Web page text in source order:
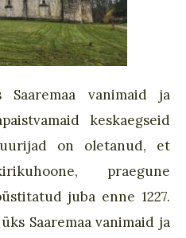
vanimaid ja
keskaegseid
on oletanud, et
praegune
juba enne 1227.
Saaremaa vanimaid ja